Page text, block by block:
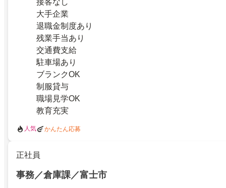
大手企業
退職金制度あり
残業手当あり
交通費支給
駐車場あり
ブランクOK
制服貸与
職場見学OK
教育充実
人気 かんたん応募
正社員
事務／倉庫課／富士市